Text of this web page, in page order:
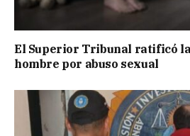
El Superior Tribunal ratificó
hombre por abuso sexual